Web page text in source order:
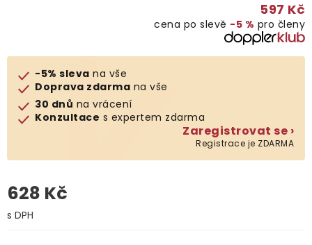
Prodávané značky
O nás
597 Kč
cena po slevě −5 % pro členy
-5% sleva na vše
Doprava zdarma na vše
30 dnů na vrácení
Konzultace s expertem zdarma
Zaregistrovat se ›
Registrace je ZDARMA
628 Kč